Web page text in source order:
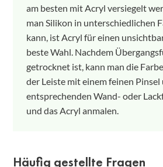
am besten mit Acryl versiegelt
man Silikon in unterschiedlichen
kann, ist Acryl für einen
beste Wahl. Nachdem
getrocknet ist, kann man die
der Leiste mit einem feinen Pinsel
entsprechenden Wand- oder
und das Acryl anmalen.
Häufig gestellte Fragen